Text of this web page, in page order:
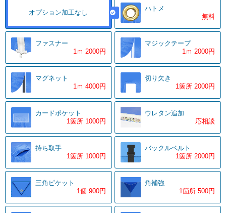
オプション加工なし
ハトメ
無料
ファスナー
1ｍ 2000円
マジックテープ
1ｍ 2000円
マグネット
1ｍ 4000円
切り欠き
1箇所 2000円
カードポケット
1箇所 1000円
ウレタン追加
応相談
持ち取手
1箇所 1000円
バックルベルト
1箇所 2000円
三角ピケット
1個 900円
角補強
1箇所 500円